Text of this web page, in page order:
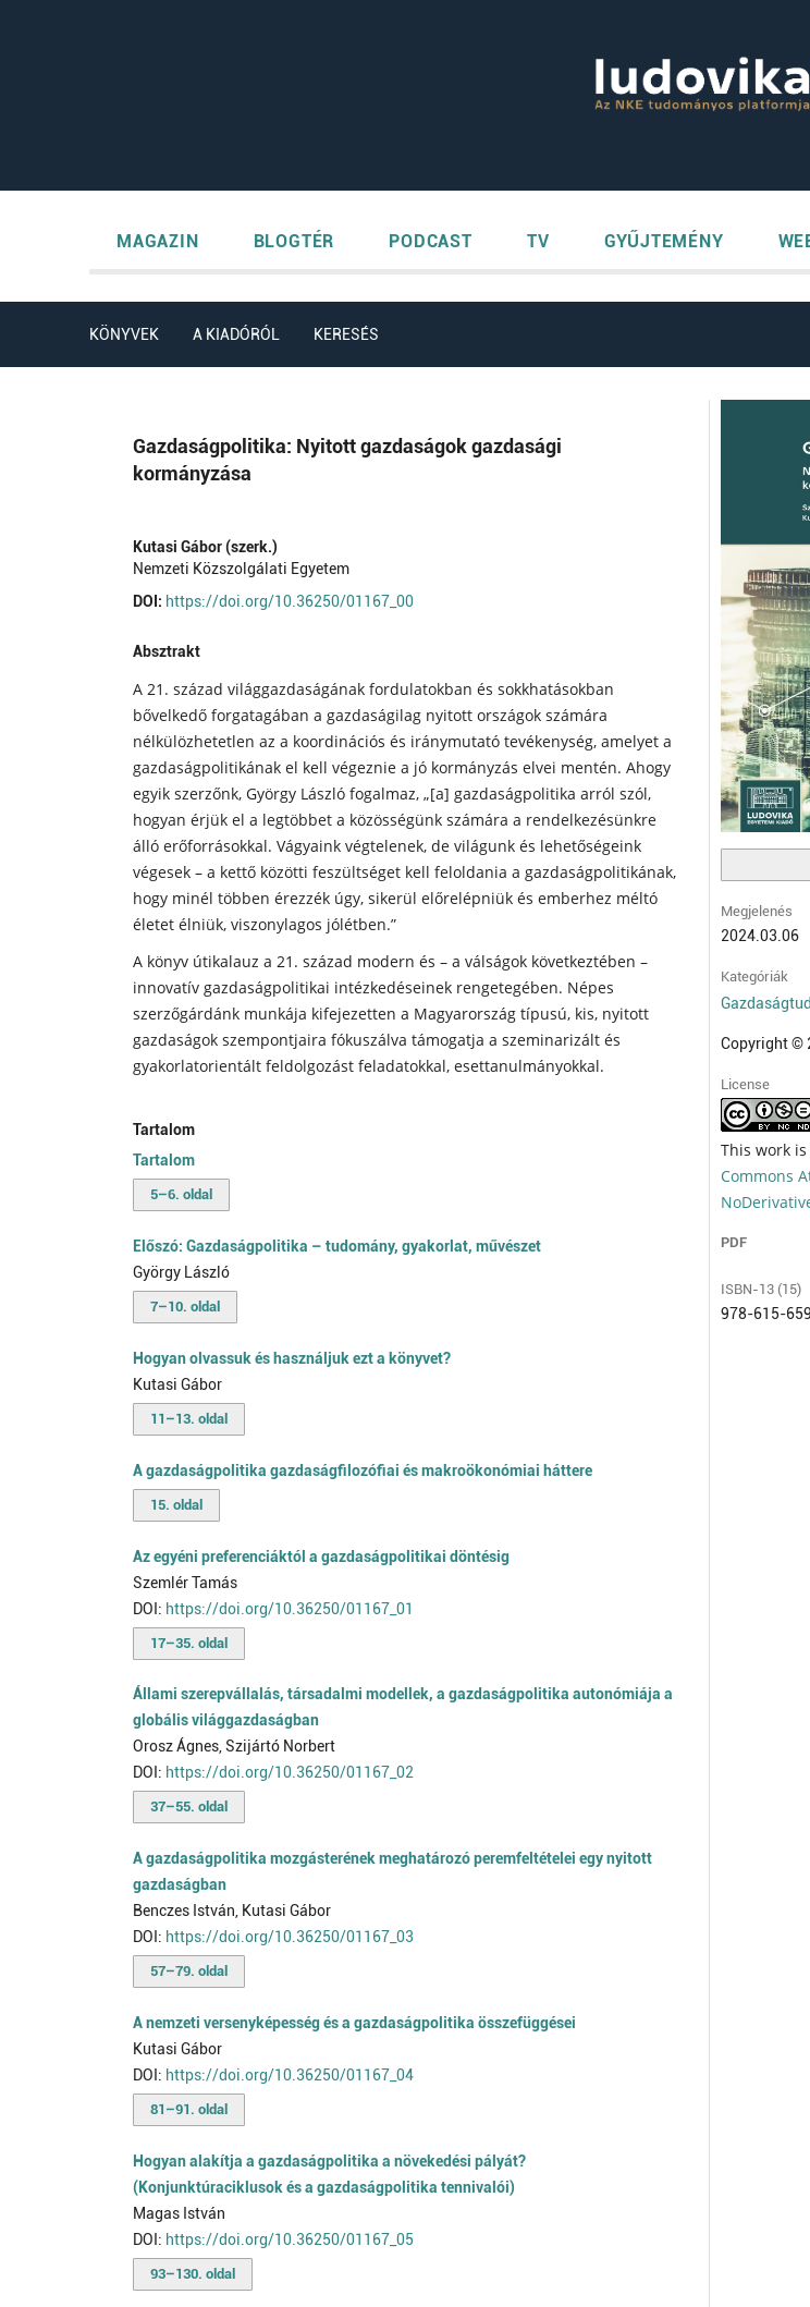
MAGAZIN BLOGTÉR PODCAST TV GYŰJTEMÉNY
KÖNYVEK A KIADÓRÓL KERESÉS
Gazdaságpolitika: Nyitott gazdaságok gazdasági
kormányzása
Kutasi Gábor (szerk.)
Nemzeti Közszolgálati Egyetem
DOI: https://doi.org/10.36250/01167_00
Absztrakt
A 21. század világgazdaságának fordulatokban és sokkhatásokban
bővelkedő forgatagában a gazdaságilag nyitott országok számára
nélkülözhetetlen az a koordinációs és iránymutató tevékenység, amelyet a
gazdaságpolitikának el kell végeznie a jó kormányzás elvei mentén. Ahogy
egyik szerzőnk, György László fogalmaz, „[a] gazdaságpolitika arról szól,
hogyan érjük el a legtöbbet a közösségünk számára a rendelkezésünkre
álló erőforrásokkal. Vágyaink végtelenek, de világunk és lehetőségeink
végesek – a kettő közötti feszültséget kell feloldania a gazdaságpolitikának,
hogy minél többen érezzék úgy, sikerül előrelépniük és emberhez méltó
életet élniük, viszonylagos jólétben.”
A könyv útikalauz a 21. század modern és – a válságok következtében –
innovatív gazdaságpolitikai intézkedéseinek rengetegében. Népes
szerzőgárdánk munkája kifejezetten a Magyarország típusú, kis, nyitott
gazdaságok szempontjaira fókuszálva támogatja a szeminarizált és
gyakorlatorientált feldolgozást feladatokkal, esettanulmányokkal.
Tartalom
Tartalom
5–6. oldal
Előszó: Gazdaságpolitika – tudomány, gyakorlat, művészet
György László
7–10. oldal
Hogyan olvassuk és használjuk ezt a könyvet?
Kutasi Gábor
11–13. oldal
A gazdaságpolitika gazdaságfilozófiai és makroökonómiai háttere
15. oldal
Az egyéni preferenciáktól a gazdaságpolitikai döntésig
Szemlér Tamás
DOI: https://doi.org/10.36250/01167_01
17–35. oldal
Állami szerepvállalás, társadalmi modellek, a gazdaságpolitika autonómiája a
globális világgazdaságban
Orosz Ágnes, Szijártó Norbert
DOI: https://doi.org/10.36250/01167_02
37–55. oldal
A gazdaságpolitika mozgásterének meghatározó peremfeltételei egy nyitott
gazdaságban
Benczes István, Kutasi Gábor
DOI: https://doi.org/10.36250/01167_03
57–79. oldal
A nemzeti versenyképesség és a gazdaságpolitika összefüggései
Kutasi Gábor
DOI: https://doi.org/10.36250/01167_04
81–91. oldal
Hogyan alakítja a gazdaságpolitika a növekedési pályát?
(Konjunktúraciklusok és a gazdaságpolitika tennivalói)
Magas István
DOI: https://doi.org/10.36250/01167_05
93–130. oldal
Megjelenés
2024.03.06
Kategóriák
Copyright ©
License
This work
Commons
PDF
ISBN-13 (15)
978-615-